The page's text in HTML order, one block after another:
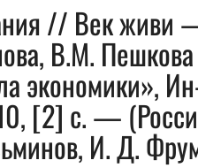
// Век живи
В.М.
экономики»,
[2] с. —
И. Д.